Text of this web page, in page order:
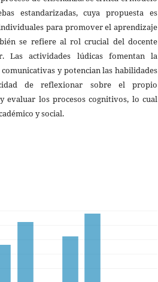
estandarizadas, cuya propuesta es
para promover el aprendizaje
se refiere al rol crucial del docente
Las actividades lúdicas fomentan la
y potencian las habilidades
de reflexionar sobre el propio
evaluar los procesos cognitivos, lo cual
y social.